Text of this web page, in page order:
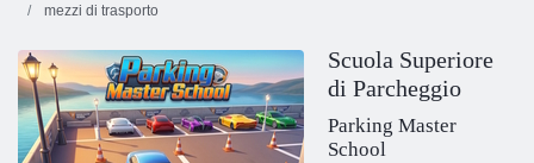
mezzi di trasporto
Scuola Superiore
di Parcheggio
Parking Master
School